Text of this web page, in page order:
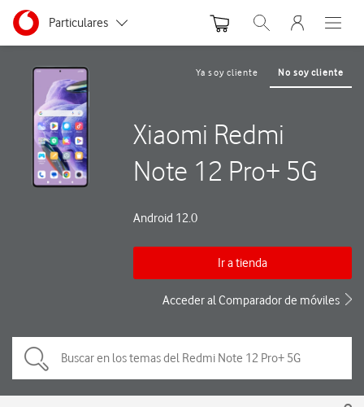
Ir a la pagina principal de vodafone.es
Menu navegación Segmento
Particulares
Autónomos
Pymes
Grandes empresas
y AA.PP.
Abrir buscador. Abre
Abre
Ya soy cliente No soy cliente
Xiaomi Redmi
Note 12 Pro+ 5G
Android 12.0
Ir a tienda
Acceder al Comparador de móviles